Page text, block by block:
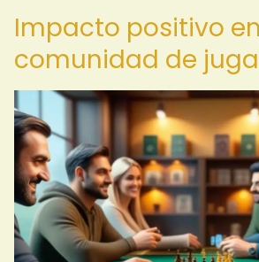
Impacto positivo
comunidad de